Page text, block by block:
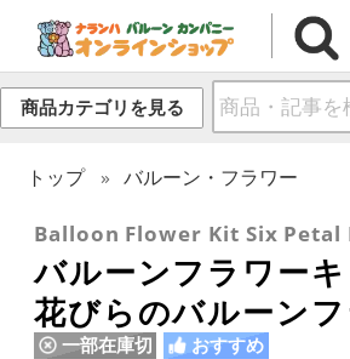
商品カテゴリを見る
トップ バルーン・フラワー
Balloon Flower Kit Six Petal
バルーンフラワー
花びらのバルーンフ
一部在庫切 おすすめ